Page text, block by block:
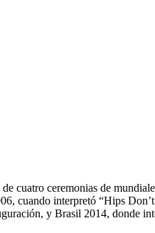
cuatro ceremonias de
cuando interpretó “Hips
y Brasil 2014, donde